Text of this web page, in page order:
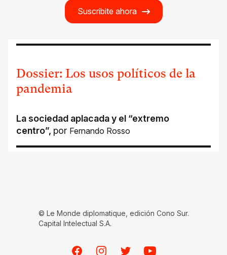
Suscribite ahora
Dossier: Los usos políticos de la
pandemia
La sociedad aplacada y el “extremo
centro”, por Fernando Rosso
© Le Monde diplomatique, edición Cono Sur.
Capital Intelectual S.A.
FacebookInstagramTwitterYoutube